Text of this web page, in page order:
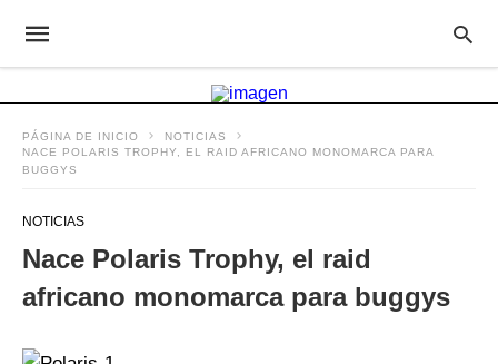
PÁGINA DE INICIO
NOTICIAS
NACE POLARIS TROPHY, EL RAID AFRICANO MONOMARCA PARA
BUGGYS
NOTICIAS
Nace Polaris Trophy, el raid
africano monomarca para buggys